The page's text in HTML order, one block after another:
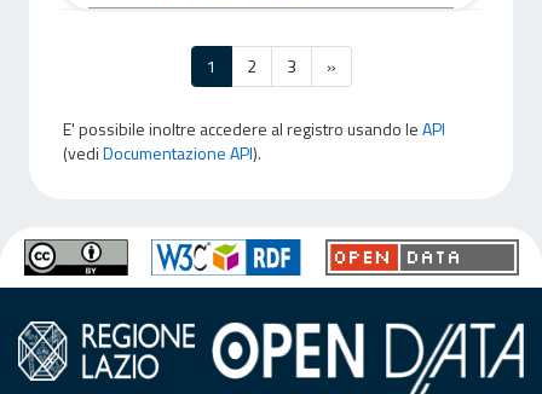
1 2 3 »
E' possibile inoltre accedere al registro usando leAPI
(vediDocumentazione API).